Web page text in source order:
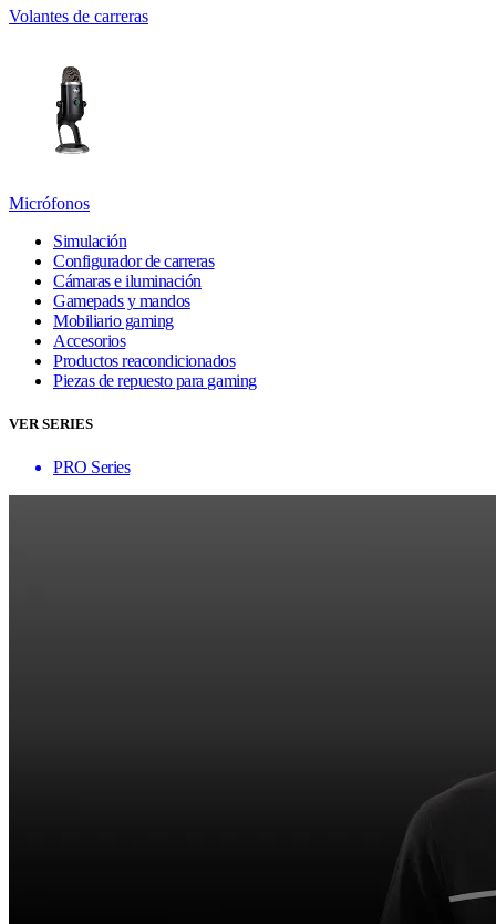
Volantes de carreras
Micrófonos
Simulación
Configurador de carreras
Cámaras e iluminación
Gamepads y mandos
Mobiliario gaming
Accesorios
Productos reacondicionados
Piezas de repuesto para gaming
VER SERIES
PRO Series